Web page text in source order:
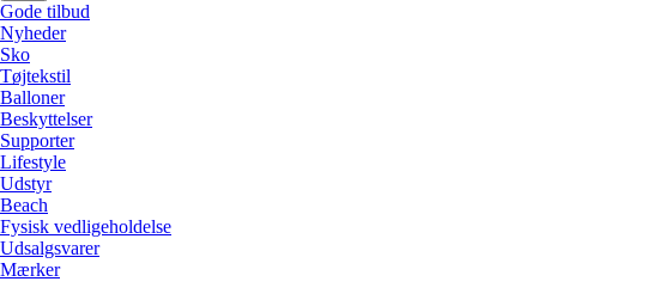
Gode tilbud
Nyheder
Sko
Tøjtekstil
Balloner
Beskyttelser
Supporter
Lifestyle
Udstyr
Beach
Fysisk vedligeholdelse
Udsalgsvarer
Mærker